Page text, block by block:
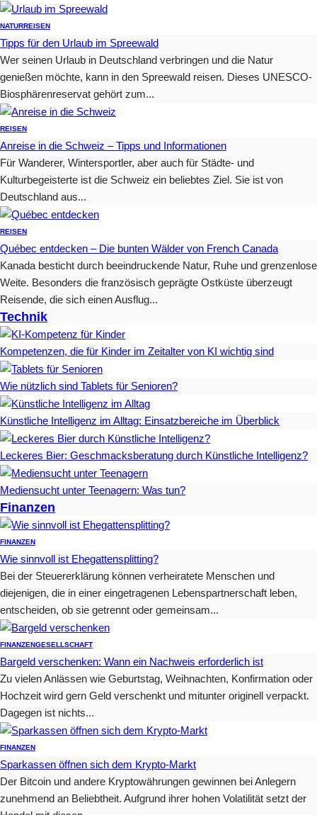
NATURREISEN
Tipps für den Urlaub im Spreewald
Wer seinen Urlaub in Deutschland verbringen und die Natur
genießen möchte, kann in den Spreewald reisen. Dieses UNESCO-
Biosphärenreservat gehört zum...
REISEN
Anreise in die Schweiz – Tipps und Informationen
Für Wanderer, Wintersportler, aber auch für Städte- und
Kulturbegeisterte ist die Schweiz ein beliebtes Ziel. Sie ist von
Deutschland aus...
REISEN
Québec entdecken – Die bunten Wälder von French Canada
Kanada besticht durch beeindruckende Natur, Ruhe und grenzenlose
Weite. Besonders die französisch geprägte Ostküste überzeugt
Reisende, die sich einen Ausflug...
Technik
Kompetenzen, die für Kinder im Zeitalter von KI wichtig sind
Wie nützlich sind Tablets für Senioren?
Künstliche Intelligenz im Alltag: Einsatzbereiche im Überblick
Leckeres Bier: Geschmacksberatung durch Künstliche Intelligenz?
Mediensucht unter Teenagern: Was tun?
Finanzen
FINANZEN
Wie sinnvoll ist Ehegattensplitting?
Bei der Steuererklärung können verheiratete Menschen und
diejenigen, die in einer eingetragenen Lebenspartnerschaft leben,
entscheiden, ob sie getrennt oder gemeinsam...
FINANZENGESELLSCHAFT
Bargeld verschenken: Wann ein Nachweis erforderlich ist
Zu vielen Anlässen wie Geburtstag, Weihnachten, Konfirmation oder
Hochzeit wird gern Geld verschenkt und mitunter originell verpackt.
Dagegen ist nichts...
FINANZEN
Sparkassen öffnen sich dem Krypto-Markt
Der Bitcoin und andere Kryptowährungen gewinnen bei Anlegern
zunehmend an Beliebtheit. Aufgrund ihrer hohen Volatilität setzt der